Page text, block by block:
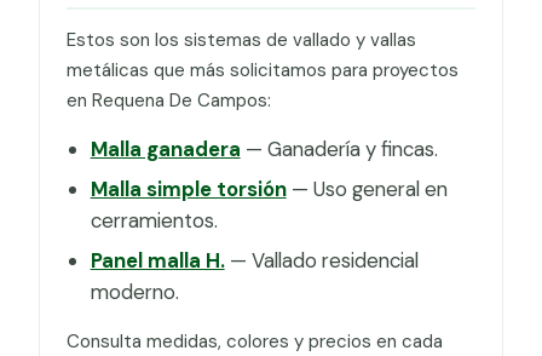
Estos son los sistemas de vallado y vallas
metálicas que más solicitamos para proyectos
en Requena De Campos:
Malla ganadera — Ganadería y fincas.
Malla simple torsión— Uso general en
cerramientos.
Panel malla H.— Vallado residencial
moderno.
Consulta medidas, colores y precios en cada